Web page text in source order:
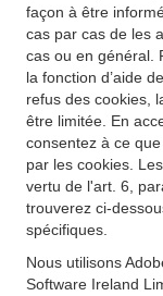
façon à être
cas par cas de les
cas ou en général.
la fonction d’aide
refus des cookies,
être limitée. En
consentez à ce
par les cookies.
vertu de l'art. 6,
trouverez ci-
spécifiques.
Nous utilisons
Software Ireland